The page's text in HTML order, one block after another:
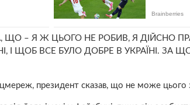
– Я Ж ЦЬОГО НЕ РОБИВ, Я ДІЙСНО
І ЩОБ ВСЕ БУЛО ДОБРЕ В УКРАЇНІ. ЗА
президент сказав, що не може цього